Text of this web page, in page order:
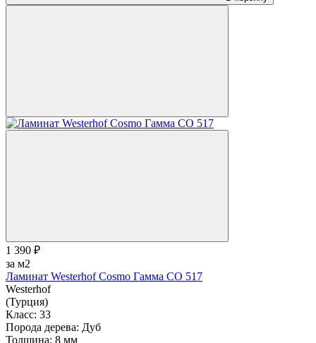
1 390 ₽
за м2
Ламинат Westerhof Cosmo Гамма СО 517
Westerhof
(Турция)
Класс: 33
Порода дерева: Дуб
Толщина: 8 мм